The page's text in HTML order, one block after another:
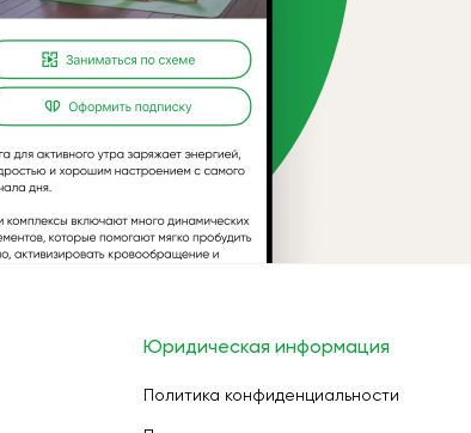
Юридическая информация
Политика конфиденциальности